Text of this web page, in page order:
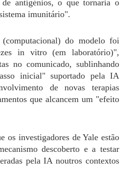
de antigénios, o que tornaria o
imunitário".
do modelo foi
in vitro (em laboratório)",
no comunicado, sublinhando
inicial" suportado pela IA
de novas terapias
que alcancem um "efeito
os investigadores de Yale estão
descoberto e a testar
pela IA noutros contextos